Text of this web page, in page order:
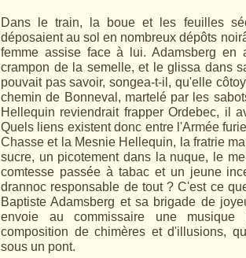
Dans le train, la boue et les feuilles
déposaient au sol en nombreux dépôts
femme assise face à lui. Adamsberg en
crampon de la semelle, et le glissa dans
pouvait pas savoir, songea-t-il, qu'elle
chemin de Bonneval, martelé par les
Hellequin reviendrait frapper Ordebec, il
Quels liens existent donc entre l'Armée
Chasse et la Mesnie Hellequin, la fratrie
sucre, un picotement dans la nuque, le
comtesse passée à tabac et un jeune
drannoc responsable de tout ? C'est ce
Baptiste Adamsberg et sa brigade de
envoie au commissaire une musique
composition de chimères et d'illusions,
sous un pont.